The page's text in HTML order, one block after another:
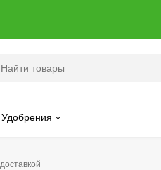
Удобрения